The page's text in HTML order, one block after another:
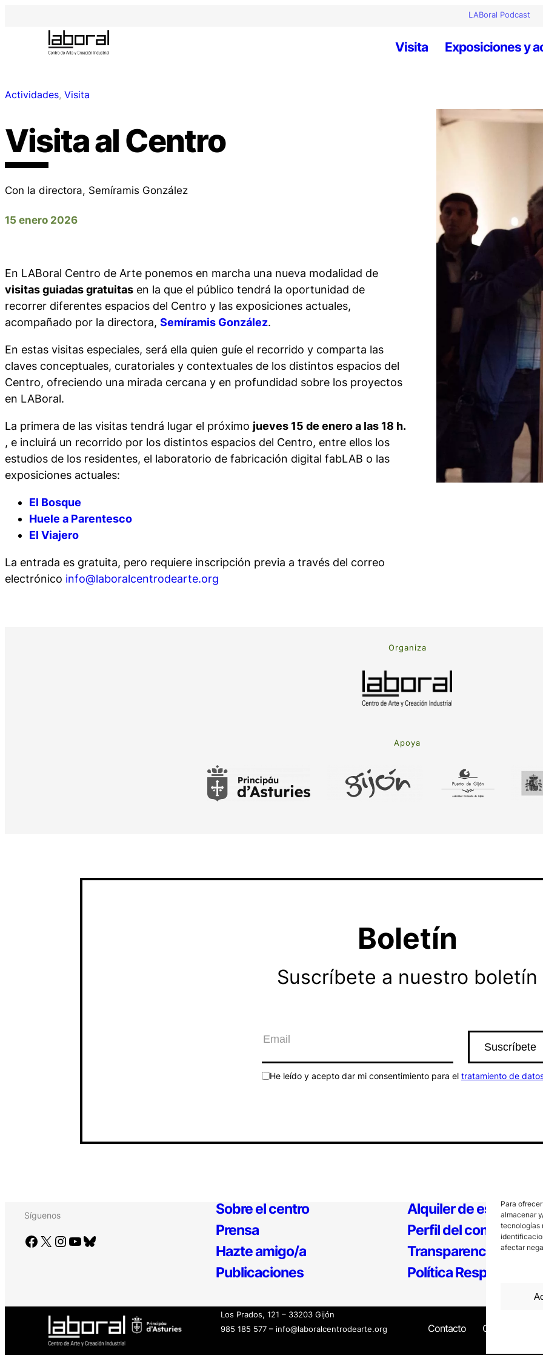
Para
almacenar
tecnologías
afectar
LABoral Podcast
Visita Exposiciones y
Actividades, Visita
Visita al Centro
Con la directora, Semíramis González
15 enero 2026
En LABoral Centro de Arte ponemos en marcha una nueva modalidad de
visitas guiadas gratuitas en la que el público tendrá la oportunidad de
recorrer diferentes espacios del Centro y las exposiciones actuales,
acompañado por la directora, Semíramis González.
En estas visitas especiales, será ella quien guíe el recorrido y comparta las
claves conceptuales, curatoriales y contextuales de los distintos espacios del
Centro, ofreciendo una mirada cercana y en profundidad sobre los proyectos
en LABoral.
La primera de las visitas tendrá lugar el próximo jueves 15 de enero a las 18 h.
, e incluirá un recorrido por los distintos espacios del Centro, entre ellos los
estudios de los residentes, el laboratorio de fabricación digital fabLAB o las
exposiciones actuales:
El Bosque
Huele a Parentesco
El Viajero
La entrada es gratuita, pero requiere inscripción previa a través del correo
electrónico info@laboralcentrodearte.org
Organiza
Apoya
Boletín
Suscríbete a nuestro boletín
He leído y acepto dar mi consentimiento para el tratamiento de
Síguenos
Facebook X Instagram YouTube Bluesky
Sobre el centro
Prensa
Hazte amigo/a
Publicaciones
Alquiler de espacios
Perfil del contratante
Transparencia
Política Responsable
Los Prados, 121 – 33203 Gijón
985 185 577 – info@laboralcentrodearte.org
Contacto Canal Interno